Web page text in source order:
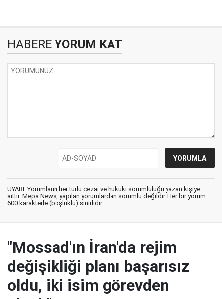
HABERE YORUM KAT
UYARI: Yorumların her türlü cezai ve hukuki sorumluluğu yazan kişiye
aittir. Mepa News, yapılan yorumlardan sorumlu değildir. Her bir yorum
600 karakterle (boşluklu) sınırlıdır.
"Mossad'ın İran'da rejim
değişikliği planı başarısız
oldu, iki isim görevden